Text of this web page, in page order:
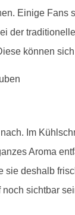
Einige
der
können
Im
Aroma
deshalb
sichtbar